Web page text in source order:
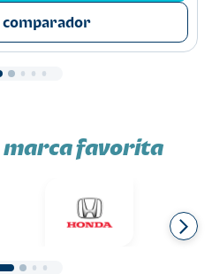
comparador
marca favorita